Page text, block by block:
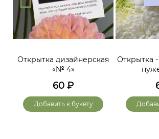
Открытка дизайнерская
«№ 4»
60 ₽
Добавить к букету
Открытка